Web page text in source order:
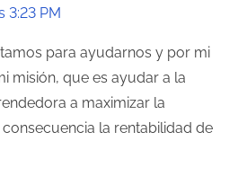
3:23 PM
para ayudarnos y por mi
misión, que es ayudar a la
a maximizar la
la rentabilidad de